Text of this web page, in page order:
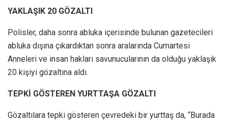
YAKLAŞIK 20 GÖZALTI
Polisler, daha sonra abluka içerisinde bulunan gazetecileri
abluka dışına çıkardıktan sonra aralarında Cumartesi
Anneleri ve insan hakları savunucularının da olduğu yaklaşık
20 kişiyi gözaltına aldı.
TEPKİ GÖSTEREN YURTTAŞA GÖZALTI
Gözaltılara tepki gösteren çevredeki bir yurttaş da, “Burada